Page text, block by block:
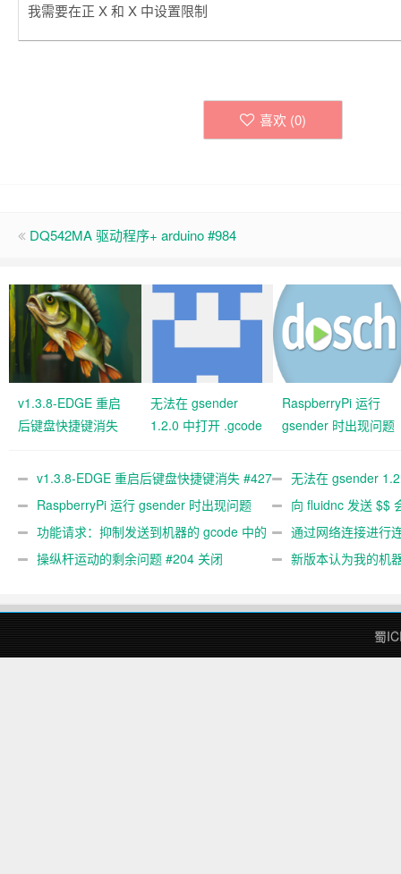
我需要在正 X 和 X 中设置限制
喜欢 (0)
DQ542MA 驱动程序+ arduino #984
v1.3.8-EDGE 重启
后键盘快捷键消失
无法在 gsender
1.2.0 中打开 .gcode
RaspberryPi 运行
gsender 时出现问题
v1.3.8-EDGE 重启后键盘快捷键消失 #427
关闭
无法在 gsender
#367
RaspberryPi 运行 gsender 时出现问题
#89
向 fluidnc 发送 $$
#473
功能请求：抑制发送到机器的 gcode 中的
gcode 注释。 #444 关闭
通过网络连接进行
操纵杆运动的剩余问题 #204 关闭
新版本认为我的机
蜀